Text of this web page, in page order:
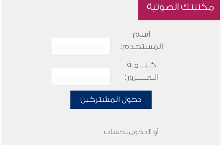
مكتبتك الصوتية
اسم
المستخدم:
كـلـــمـة
الـمـــــرور:
دخول المشتركين
أو الدخول بحساب